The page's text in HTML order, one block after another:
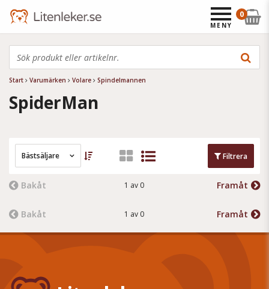
Start Varumärken Volare Spindelmannen
SpiderMan
Bästsäljare Filtrera
Bakåt 1 av 0 Framåt
Bakåt 1 av 0 Framåt
0
MENY